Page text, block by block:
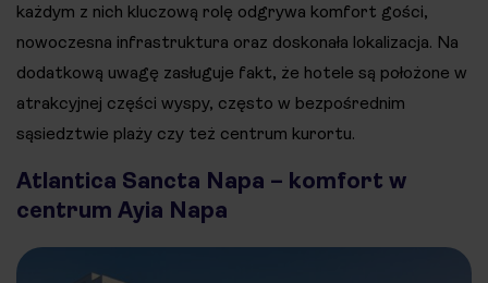
każdym z nich kluczową rolę odgrywa komfort gości,
nowoczesna infrastruktura oraz doskonała lokalizacja. Na
dodatkową uwagę zasługuje fakt, że hotele są położone w
atrakcyjnej części wyspy, często w bezpośrednim
sąsiedztwie plaży czy też centrum kurortu.
Atlantica Sancta Napa – komfort w
centrum Ayia Napa